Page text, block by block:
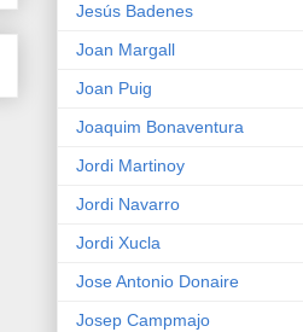
Jesús Badenes
Joan Margall
Joan Puig
Joaquim Bonaventura
Jordi Martinoy
Jordi Navarro
Jordi Xucla
Jose Antonio Donaire
Josep Campmajo